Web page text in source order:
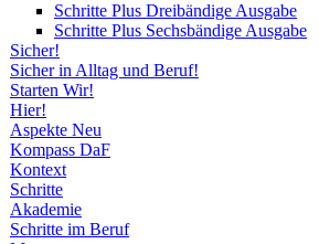
Schritte Plus Dreibändige Ausgabe
Schritte Plus Sechsbändige Ausgabe
Sicher!
Sicher in Alltag und Beruf!
Starten Wir!
Hier!
Aspekte Neu
Kompass DaF
Kontext
Schritte
Akademie
Schritte im Beruf